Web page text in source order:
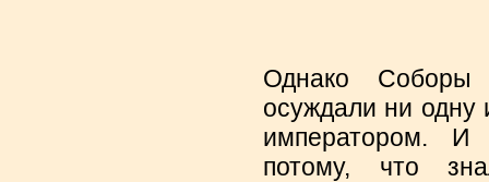
Однако Соборы
осуждали ни одну
императором.
потому, что